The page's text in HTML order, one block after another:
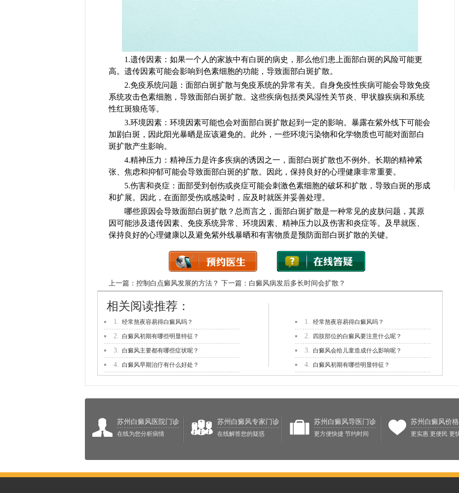
1.遗传因素：如果一个人的家族中有白斑的病史，那么他们患上面部白斑的风险可能更
高。遗传因素可能会影响到色素细胞的功能，导致面部白斑扩散。
2.免疫系统问题：面部白斑扩散与免疫系统的异常有关。自身免疫性疾病可能会导致免疫
系统攻击色素细胞，导致面部白斑扩散。这些疾病包括类风湿性关节炎、甲状腺疾病和系统
性红斑狼疮等。
3.环境因素：环境因素可能也会对面部白斑扩散起到一定的影响。暴露在紫外线下可能会
加剧白斑，因此阳光暴晒是应该避免的。此外，一些环境污染物和化学物质也可能对面部白
斑扩散产生影响。
4.精神压力：精神压力是许多疾病的诱因之一，面部白斑扩散也不例外。长期的精神紧
张、焦虑和抑郁可能会导致面部白斑的扩散。因此，保持良好的心理健康非常重要。
5.伤害和炎症：面部受到创伤或炎症可能会刺激色素细胞的破坏和扩散，导致白斑的形成
和扩展。因此，在面部受伤或感染时，应及时就医并妥善处理。
哪些原因会导致面部白斑扩散？总而言之，面部白斑扩散是一种常见的皮肤问题，其原
因可能涉及遗传因素、免疫系统异常、环境因素、精神压力以及伤害和炎症等。及早就医、
保持良好的心理健康以及避免紫外线暴晒和有害物质是预防面部白斑扩散的关键。
上一篇： 控制白点癜风发展的方法？ 下一篇： 白癜风病发后多长时间会扩散？
1. 经常熬夜容易得白癜风吗？
2. 白癜风初期有哪些明显特征？
3. 白癜风主要都有哪些症状呢？
4. 白癜风早期治疗有什么好处？
1. 经常熬夜容易得白癜风吗？
2. 四肢部位的白癜风要注意什么呢？
3. 白癜风会给儿童造成什么影响呢？
4. 白癜风初期有哪些明显特征？
相关阅读推荐：
苏州白癜风医院门诊
在线为您分析病情
苏州白癜风专家门诊
在线解答您的疑惑
苏州白癜风导医门诊
更方便快捷 节约时间
苏州白癜风价
更实惠 更便民 更